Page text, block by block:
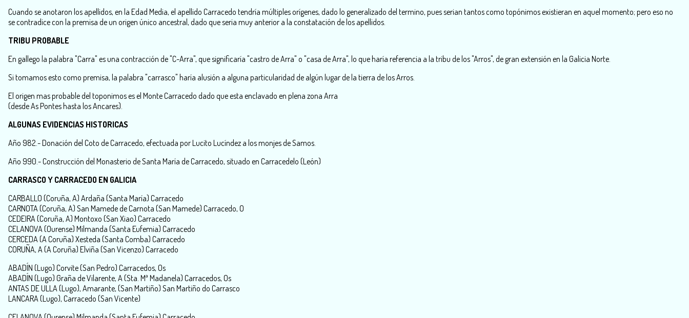
Cuando se anotaron los apellidos, en la Edad Media, el apellido Carracedo tendría múltiples orígenes, dado lo generalizado del termino, pues serian tantos como topónimos existieran en aquel momento; pero eso no
se contradice con la premisa de un origen único ancestral, dado que seria muy anterior a la constatación de los apellidos.
TRIBU PROBABLE
En gallego la palabra "Carra" es una contracción de "C-Arra", que significaría "castro de Arra" o "casa de Arra", lo que haría referencia a la tribu de los "Arros", de gran extensión en la Galicia Norte.
Si tomamos esto como premisa, la palabra "carrasco" haría alusión a alguna particularidad de algún lugar de la tierra de los Arros.
El origen mas probable del toponimos es el Monte Carracedo dado que esta enclavado en plena zona Arra
(desde As Pontes hasta los Ancares).
ALGUNAS EVIDENCIAS HISTORICAS
Año 982.- Donación del Coto de Carracedo, efectuada por Lucito Lucíndez a los monjes de Samos.
Año 990.- Construcción del Monasterio de Santa María de Carracedo, situado en Carracedelo (León)
CARRASCO Y CARRACEDO EN GALICIA
CARBALLO (Coruña, A) Ardaña (Santa María) Carracedo
CARNOTA (Coruña, A) San Mamede de Carnota (San Mamede) Carracedo, O
CEDEIRA (Coruña, A) Montoxo (San Xiao) Carracedo
CELANOVA (Ourense) Milmanda (Santa Eufemia) Carracedo
CERCEDA (A Coruña) Xesteda (Santa Comba) Carracedo
CORUÑA, A (A Coruña) Elviña (San Vicenzo) Carracedo
ABADÍN (Lugo) Corvite (San Pedro) Carracedos, Os
ABADÍN (Lugo) Graña de Vilarente, A (Sta. Mª Madanela) Carracedos, Os
ANTAS DE ULLA (Lugo), Amarante, (San Martiño) San Martiño do Carrasco
LANCARA (Lugo), Carracedo (San Vicente)